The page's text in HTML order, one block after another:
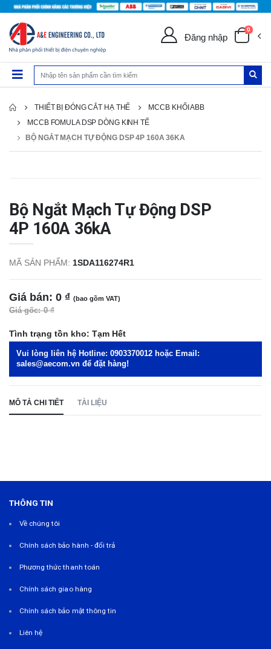
Đăng nhập
0
THIẾT BỊ ĐÓNG CẮT HẠ THẾ
MCCB KHỐI ABB
MCCB FOMULA DSP DÒNG KINH TẾ
BỘ NGẮT MẠCH TỰ ĐỘNG DSP 4P 160A 36KA
Bộ Ngắt Mạch Tự Động DSP
4P 160A 36kA
MÃ SẢN PHẨM: 1SDA116274R1
Giá bán: 0 ₫ (bao gồm VAT)
Giá gốc: 0 ₫
Tình trạng tồn kho: Tạm Hết
Vui lòng liên hệ Hotline: 0903370012 hoặc Email:
sales@aecom.vn để đặt hàng!
MÔ TẢ CHI TIẾT TÀI LIỆU
THÔNG TIN
Về chúng tôi
Chính sách bảo hành - đổi trả
Phương thức thanh toán
Chính sách giao hàng
Chính sách bảo mật thông tin
Liên hệ